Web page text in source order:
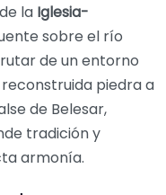
la Iglesia-
sobre el río
de un entorno
piedra a
de Belesar,
tradición y
armonía.